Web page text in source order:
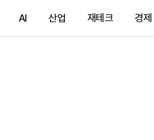
AI 산업 재테크 경제